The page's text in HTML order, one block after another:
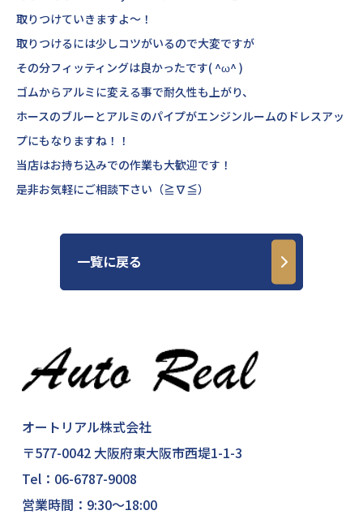
取りつけていきますよ～！
取りつけるには少しコツがいるので大変ですが
その分フィッティングは良かったです( ^ω^ )
ゴムからアルミに変える事で耐久性も上がり、
ホースのブルーとアルミのパイプがエンジンルームのドレスアッ
プにもなりますね！！
当店はお持ち込みでの作業も大歓迎です！
是非お気軽にご相談下さい（≧∇≦）
一覧に戻る
オートリアル株式会社
〒577-0042 大阪府東大阪市西堤1-1-3
Tel： 06-6787-9008
営業時間：9:30～18:00